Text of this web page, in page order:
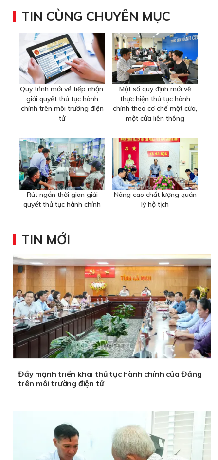
TIN CÙNG CHUYÊN MỤC
Quy trình mới về tiếp nhận,
giải quyết thủ tục hành
chính trên môi trường điện
tử
Một số quy định mới về
thực hiện thủ tục hành
chính theo cơ chế một cửa,
một cửa liên thông
Rút ngắn thời gian giải
quyết thủ tục hành chính
Nâng cao chất lượng quản
lý hộ tịch
TIN MỚI
Đẩy mạnh triển khai thủ tục hành chính của Đảng
trên môi trường điện tử